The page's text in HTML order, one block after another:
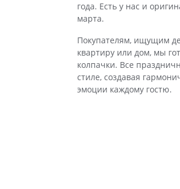
года. Есть у нас и
марта.
Покупателям, ищущим
квартиру или дом, мы
колпачки. Все
стиле, создавая
эмоции каждому гостю.